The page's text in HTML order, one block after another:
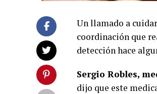
Un llamado a
coordinación que
detección hace
Sergio Robles,
dijo que este